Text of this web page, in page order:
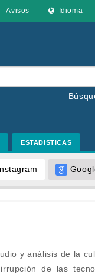
Avisos Idioma
ESTADISTICAS
y análisis de la
de las